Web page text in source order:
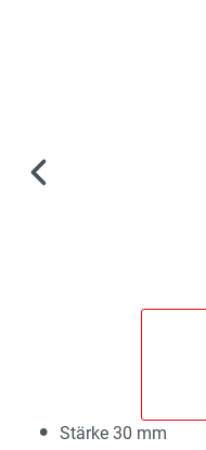
Stärke 30 mm